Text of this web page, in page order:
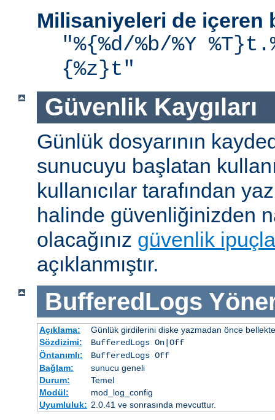
Milisaniyeleri de içeren
"%{%d/%b/%Y
{%z}t"
Güvenlik Kaygıları
Günlük dosyarının
sunucuyu başlatan
kullanıcılar tarafından
halinde güvenliğinizden
olacağınız güvenlik
açıklanmıştır.
BufferedLogs
Açıklama:
Günlük girdilerini diske yazmadan önce
Sözdizimi:
BufferedLogs On|Off
Öntanımlı:
BufferedLogs Off
Bağlam:
sunucu geneli
Durum:
Temel
Modül:
mod_log_config
Uyumluluk: 2.0.41 ve sonrasında mevcuttur.